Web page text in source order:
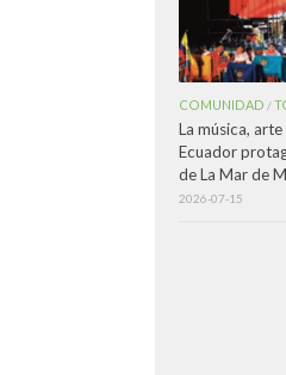
COMUNIDAD /
La música,
Ecuador
de La Mar de
2026-07-15